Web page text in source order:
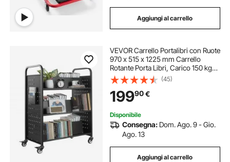
Aggiungi al carrello
VEVOR Carrello Portalibri con Ruote
970 x 515 x 1225 mm Carrello
Rotante Porta Libri, Carico 150 kg
Ripiani a W Bifacciali con Ruote
Bloccabili 7,6 cm per Scaffali di
Casa, Ufficio e Scuola, Nero
(45)
19990€
Disponibile
Consegna: Dom. Ago. 9 - Gio.
Ago. 13
Aggiungi al carrello